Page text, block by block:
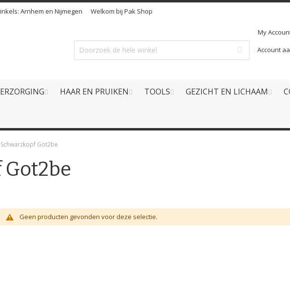
Arnhem en Nijmegen Welkom bij Pak Shop
My
Account
HAAR EN PRUIKEN TOOLS GEZICHT EN LICHAAM
Schwarzkopf Got2be
Geen producten gevonden voor deze selectie.